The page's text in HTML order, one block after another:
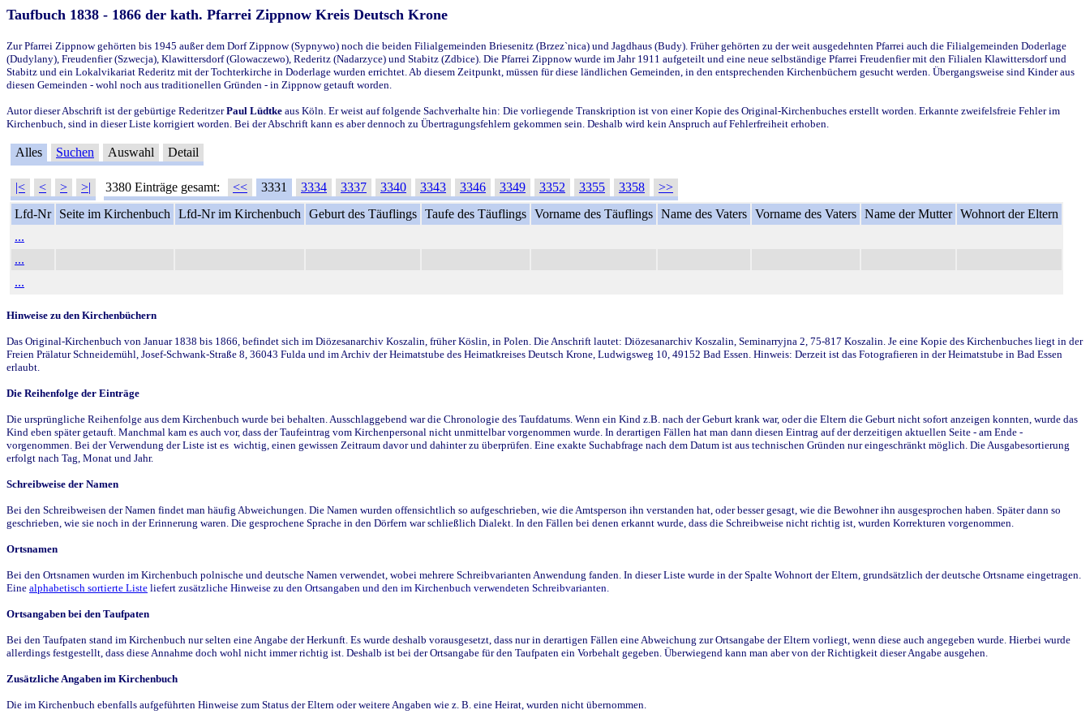
Taufbuch 1838 - 1866 der kath. Pfarrei Zippnow Kreis Deutsch Krone
Zur Pfarrei Zippnow gehörten bis 1945 außer dem Dorf Zippnow (Sypnywo) noch die beiden Filialgemeinden Briesenitz (Brzez`nica) und Jagdhaus (Budy). Früher gehörten zu der weit ausgedehnten Pfarrei auch die Filialgemeinden Doderlage
(Dudylany), Freudenfier (Szwecja), Klawittersdorf (Glowaczewo), Rederitz (Nadarzyce) und Stabitz (Zdbice). Die Pfarrei Zippnow wurde im Jahr 1911 aufgeteilt und eine neue selbständige Pfarrei Freudenfier mit den Filialen Klawittersdorf und
Stabitz und ein Lokalvikariat Rederitz mit der Tochterkirche in Doderlage wurden errichtet. Ab diesem Zeitpunkt, müssen für diese ländlichen Gemeinden, in den entsprechenden Kirchenbüchern gesucht werden. Übergangsweise sind Kinder aus
diesen Gemeinden - wohl noch aus traditionellen Gründen - in Zippnow getauft worden.
Autor dieser Abschrift ist der gebürtige RederitzerPaul Lüdtke aus Köln. Er weist auf folgende Sachverhalte hin: Die vorliegende Transkription ist von einer Kopie des Original-Kirchenbuches erstellt worden. Erkannte zweifelsfreie Fehler im
Kirchenbuch, sind in dieser Liste korrigiert worden. Bei der Abschrift kann es aber dennoch zu Übertragungsfehlern gekommen sein. Deshalb wird kein Anspruch auf Fehlerfreiheit erhoben.
Alles Suchen Auswahl Detail
|< < > >| 3380 Einträge gesamt: << 3331 3334 3337 3340 3343 3346 3349 3352 3355 3358
>>
Lfd-Nr
Seite im Kirchenbuch Lfd-Nr im Kirchenbuch Geburt des Täuflings Taufe des Täuflings Vorname des Täuflings Name des Vaters Vorname des Vaters Name der Mutter Wohnort der Eltern
...
...
...
Hinweise zu den Kirchenbüchern
Das Original-Kirchenbuch von Januar 1838 bis 1866, befindet sich im Diözesanarchiv Koszalin, früher Köslin, in Polen. Die Anschrift lautet: Diözesanarchiv Koszalin, Seminarryjna 2, 75-817 Koszalin. Je eine Kopie des Kirchenbuches liegt in der
Freien Prälatur Schneidemühl, Josef-Schwank-Straße 8, 36043 Fulda und im Archiv der Heimatstube des Heimatkreises Deutsch Krone, Ludwigsweg 10, 49152 Bad Essen. Hinweis: Derzeit ist das Fotografieren in der Heimatstube in Bad Essen
erlaubt.
Die Reihenfolge der Einträge
Die ursprüngliche Reihenfolge aus dem Kirchenbuch wurde bei behalten. Ausschlaggebend war die Chronologie des Taufdatums. Wenn ein Kind z.B. nach der Geburt krank war, oder die Eltern die Geburt nicht sofort anzeigen konnten, wurde das
Kind eben später getauft. Manchmal kam es auch vor, dass der Taufeintrag vom Kirchenpersonal nicht unmittelbar vorgenommen wurde. In derartigen Fällen hat man dann diesen Eintrag auf der derzeitigen aktuellen Seite - am Ende -
vorgenommen. Bei der Verwendung der Liste ist es wichtig, einen gewissen Zeitraum davor und dahinter zu überprüfen. Eine exakte Suchabfrage nach dem Datum ist aus technischen Gründen nur eingeschränkt möglich. Die Ausgabesortierung
erfolgt nach Tag, Monat und Jahr.
Schreibweise der Namen
Bei den Schreibweisen der Namen findet man häufig Abweichungen. Die Namen wurden offensichtlich so aufgeschrieben, wie die Amtsperson ihn verstanden hat, oder besser gesagt, wie die Bewohner ihn ausgesprochen haben. Später dann so
geschrieben, wie sie noch in der Erinnerung waren. Die gesprochene Sprache in den Dörfern war schließlich Dialekt. In den Fällen bei denen erkannt wurde, dass die Schreibweise nicht richtig ist, wurden Korrekturen vorgenommen.
Ortsnamen
Bei den Ortsnamen wurden im Kirchenbuch polnische und deutsche Namen verwendet, wobei mehrere Schreibvarianten Anwendung fanden. In dieser Liste wurde in der Spalte Wohnort der Eltern, grundsätzlich der deutsche Ortsname eingetragen.
Eine alphabetisch sortierte Liste liefert zusätzliche Hinweise zu den Ortsangaben und den im Kirchenbuch verwendeten Schreibvarianten.
Ortsangaben bei den Taufpaten
Bei den Taufpaten stand im Kirchenbuch nur selten eine Angabe der Herkunft. Es wurde deshalb vorausgesetzt, dass nur in derartigen Fällen eine Abweichung zur Ortsangabe der Eltern vorliegt, wenn diese auch angegeben wurde. Hierbei wurde
allerdings festgestellt, dass diese Annahme doch wohl nicht immer richtig ist. Deshalb ist bei der Ortsangabe für den Taufpaten ein Vorbehalt gegeben. Überwiegend kann man aber von der Richtigkeit dieser Angabe ausgehen.
Zusätzliche Angaben im Kirchenbuch
Die im Kirchenbuch ebenfalls aufgeführten Hinweise zum Status der Eltern oder weitere Angaben wie z. B. eine Heirat, wurden nicht übernommen.